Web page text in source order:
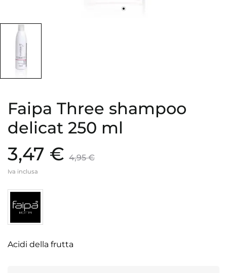
Faipa Three shampoo
delicat 250 ml
3,47 € 4,95 €
Iva inclusa
Acidi della frutta